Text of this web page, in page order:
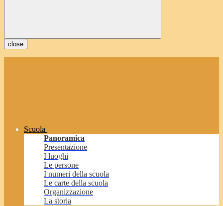
close
Scuola
Panoramica
Presentazione
I luoghi
Le persone
I numeri della scuola
Le carte della scuola
Organizzazione
La storia